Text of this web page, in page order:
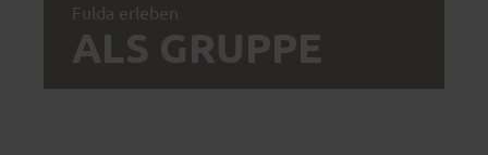
Fulda erleben
ALS GRUPPE